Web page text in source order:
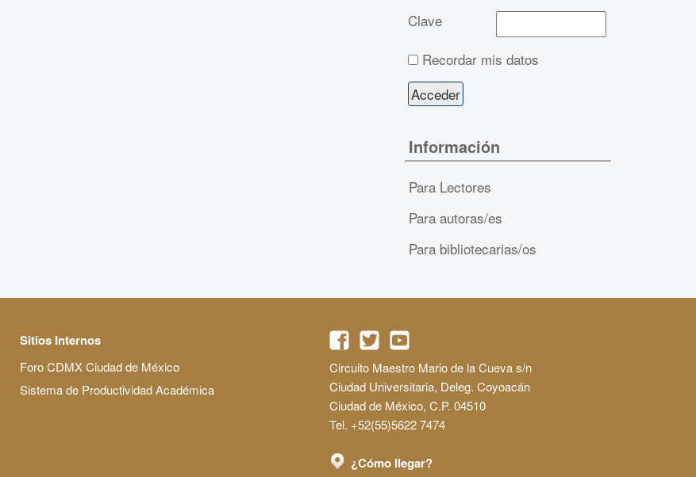
Clave
Recordar mis datos
Información
Para Lectores
Para autoras/es
Para bibliotecarias/os
Sitios Internos
Foro CDMX Ciudad de México
Sistema de Productividad Académica
Circuito Maestro Mario de la Cueva s/n
Ciudad Universitaria, Deleg. Coyoacán
Ciudad de México, C.P. 04510
Tel. +52(55)5622 7474
¿Cómo llegar?